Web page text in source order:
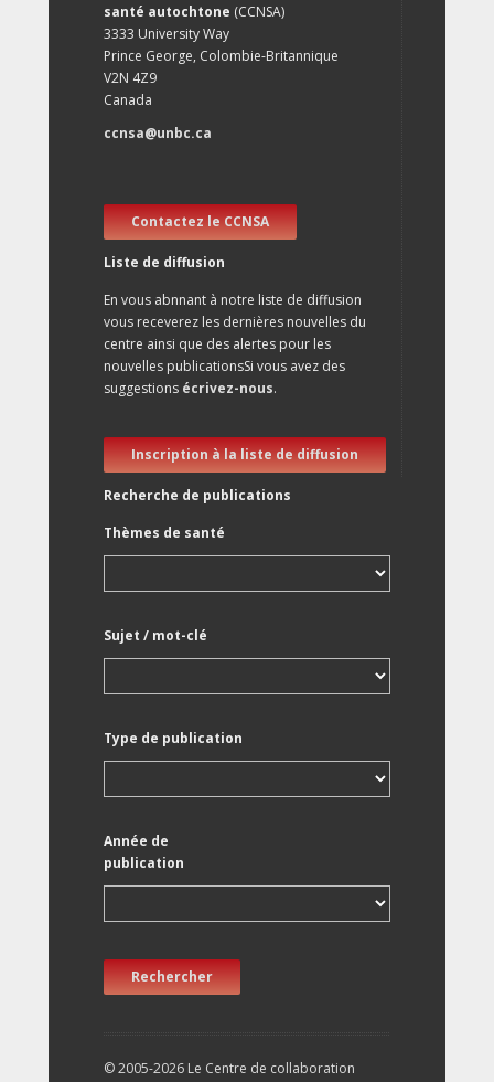
santé autochtone (CCNSA)
3333 University Way
Prince George, Colombie-Britannique
V2N 4Z9
Canada
ccnsa@unbc.ca
Contactez le CCNSA
Liste de diffusion
En vous abnnant à notre liste de diffusion
vous receverez les dernières nouvelles du
centre ainsi que des alertes pour les
nouvelles publicationsSi vous avez des
suggestions écrivez-nous.
Inscription à la liste de diffusion
Recherche de publications
Thèmes de santé
Sujet / mot-clé
Type de publication
Année de
publication
Rechercher
© 2005-2026 Le Centre de collaboration